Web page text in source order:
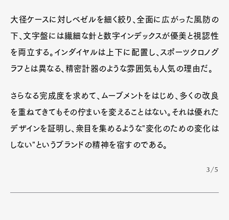
大径ケースに対しベゼルを細く絞り、全面に広がった風防の
下、文字盤には繊細な針と数字インデックスが優美と視認性
を両立する。インダイヤルは上下に配置し、スポーツクロノグ
ラフとは異なる、精密計器のような雰囲気も人気の理由だ。
さらなる完成度を求めて、ムーブメントをはじめ、多くの改良
を重ねてきてもその佇まいを変えることはない。それは優れた
デザインを証明し、衆目を集めるような"変化のための変化は
しない"というブランドの精神を宿すのである。
3/5